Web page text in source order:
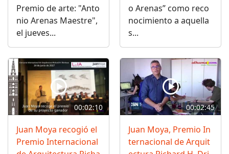
Premio de arte: "Anto
nio Arenas Maestre",
el jueves...
o Arenas” como reco
nocimiento a aquella
s...
00:02:10
Juan Moya recogió el
Premio Internacional
00:02:45
Juan Moya, Premio In
ternacional de Arquit